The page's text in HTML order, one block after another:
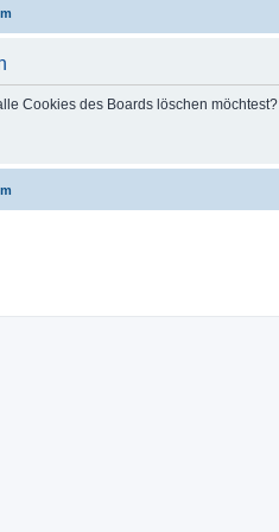
Cookies des Boards löschen möchtest?